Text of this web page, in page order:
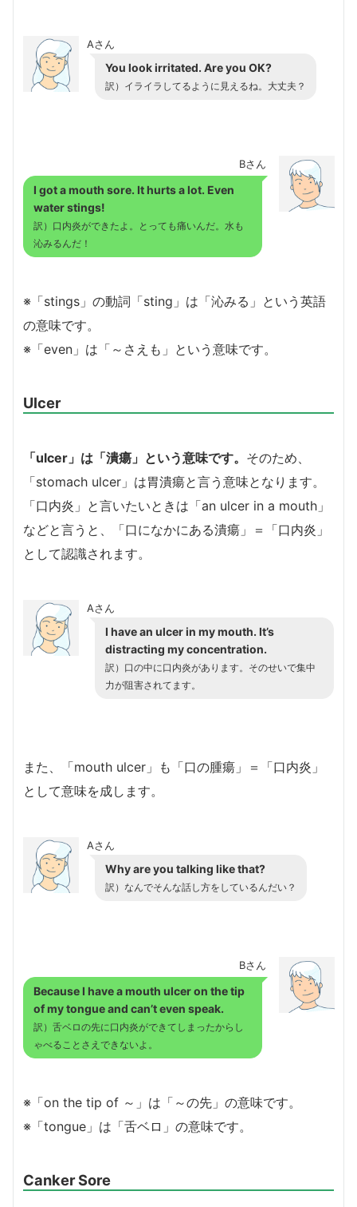
Aさん
You look irritated. Are you OK?
訳）イライラしてるように見えるね。大丈夫？
Bさん
I got a mouth sore. It hurts a lot. Even
water stings!
訳）口内炎ができたよ。とっても痛いんだ。水も
沁みるんだ！
※「stings」の動詞「sting」は「沁みる」という英語
の意味です。
※「even」は「～さえも」という意味です。
Ulcer
「ulcer」は「潰瘍」という意味です。 そのため、
「stomach ulcer」は胃潰瘍と言う意味となります。
「口内炎」と言いたいときは「an ulcer in a mouth」
などと言うと、「口になかにある潰瘍」＝「口内炎」
として認識されます。
Aさん
I have an ulcer in my mouth. It’s
distracting my concentration.
訳）口の中に口内炎があります。そのせいで集中
力が阻害されてます。
また、「mouth ulcer」も「口の腫瘍」＝「口内炎」
として意味を成します。
Aさん
Why are you talking like that?
訳）なんでそんな話し方をしているんだい？
Bさん
Because I have a mouth ulcer on the tip
of my tongue and can’t even speak.
訳）舌ベロの先に口内炎ができてしまったからし
ゃべることさえできないよ。
※「on the tip of ～」は「～の先」の意味です。
※「tongue」は「舌ベロ」の意味です。
Canker Sore